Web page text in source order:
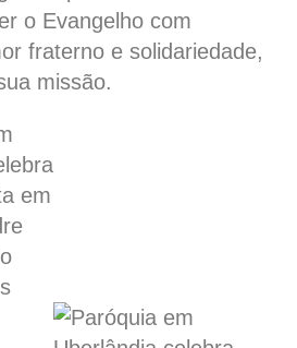
o Evangelho com
fraterno e solidariedade,
missão.